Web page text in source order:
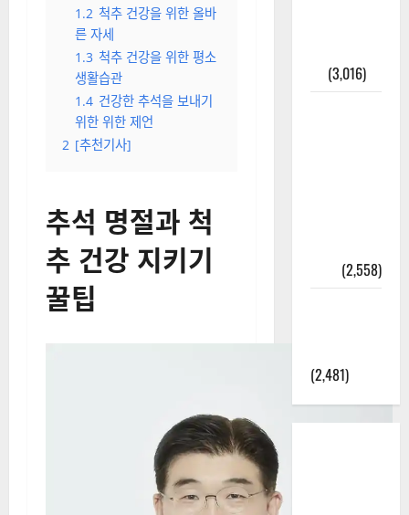
1.2 척추 건강을 위한 올바
른 자세
1.3 척추 건강을 위한 평소
생활습관
1.4 건강한 추석을 보내기
위한 위한 제언
2 [추천기사]
추석 명절과 척
추 건강 지키기
꿀팁
(3,016)
(2,558)
(2,481)